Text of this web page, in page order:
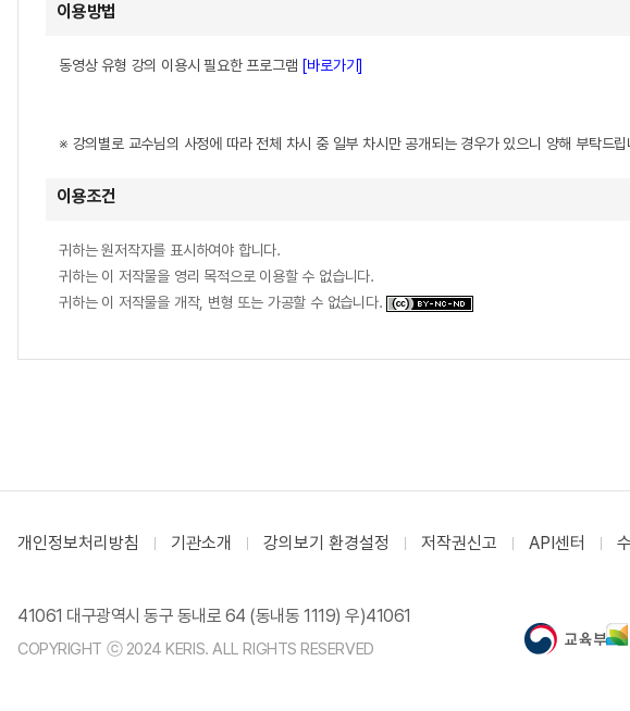
이용방법
동영상 유형 강의 이용시 필요한 프로그램 [바로가기]
※ 강의별로 교수님의 사정에 따라 전체 차시 중 일부 차시만 공개되는 경우가 있으니 양해 부탁드립
이용조건
귀하는 원저작자를 표시하여야 합니다.
귀하는 이 저작물을 영리 목적으로 이용할 수 없습니다.
귀하는 이 저작물을 개작, 변형 또는 가공할 수 없습니다.
개인정보처리방침 기관소개 강의보기 환경설정 저작권신고 API센터
41061 대구광역시 동구 동내로 64 (동내동 1119) 우)41061
COPYRIGHT ⓒ 2024 KERIS. ALL RIGHTS RESERVED